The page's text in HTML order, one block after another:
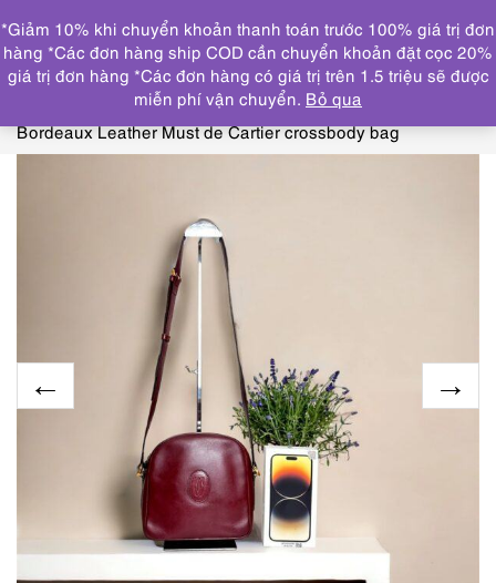
DANH MỤC
Trang chủ TÚI XÁCH
BURBERRYS, CARTIER, DIOR,
PRADA, LONGCHAMP
1388-Túi đeo chéo-CARTIER
Bordeaux Leather Must de Cartier crossbody bag
*Giảm 10% khi chuyển khoản thanh toán trước 100% giá trị đơn
hàng *Các đơn hàng ship COD cần chuyển khoản đặt cọc 20%
giá trị đơn hàng *Các đơn hàng có giá trị trên 1.5 triệu sẽ được
miễn phí vận chuyển. Bỏ qua